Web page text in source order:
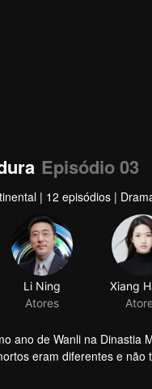
Episódio 03
| 12 episódios |
Li Ning
Atores
ano de Wanli na Dinastia
eram diferentes e
com seus pequenos